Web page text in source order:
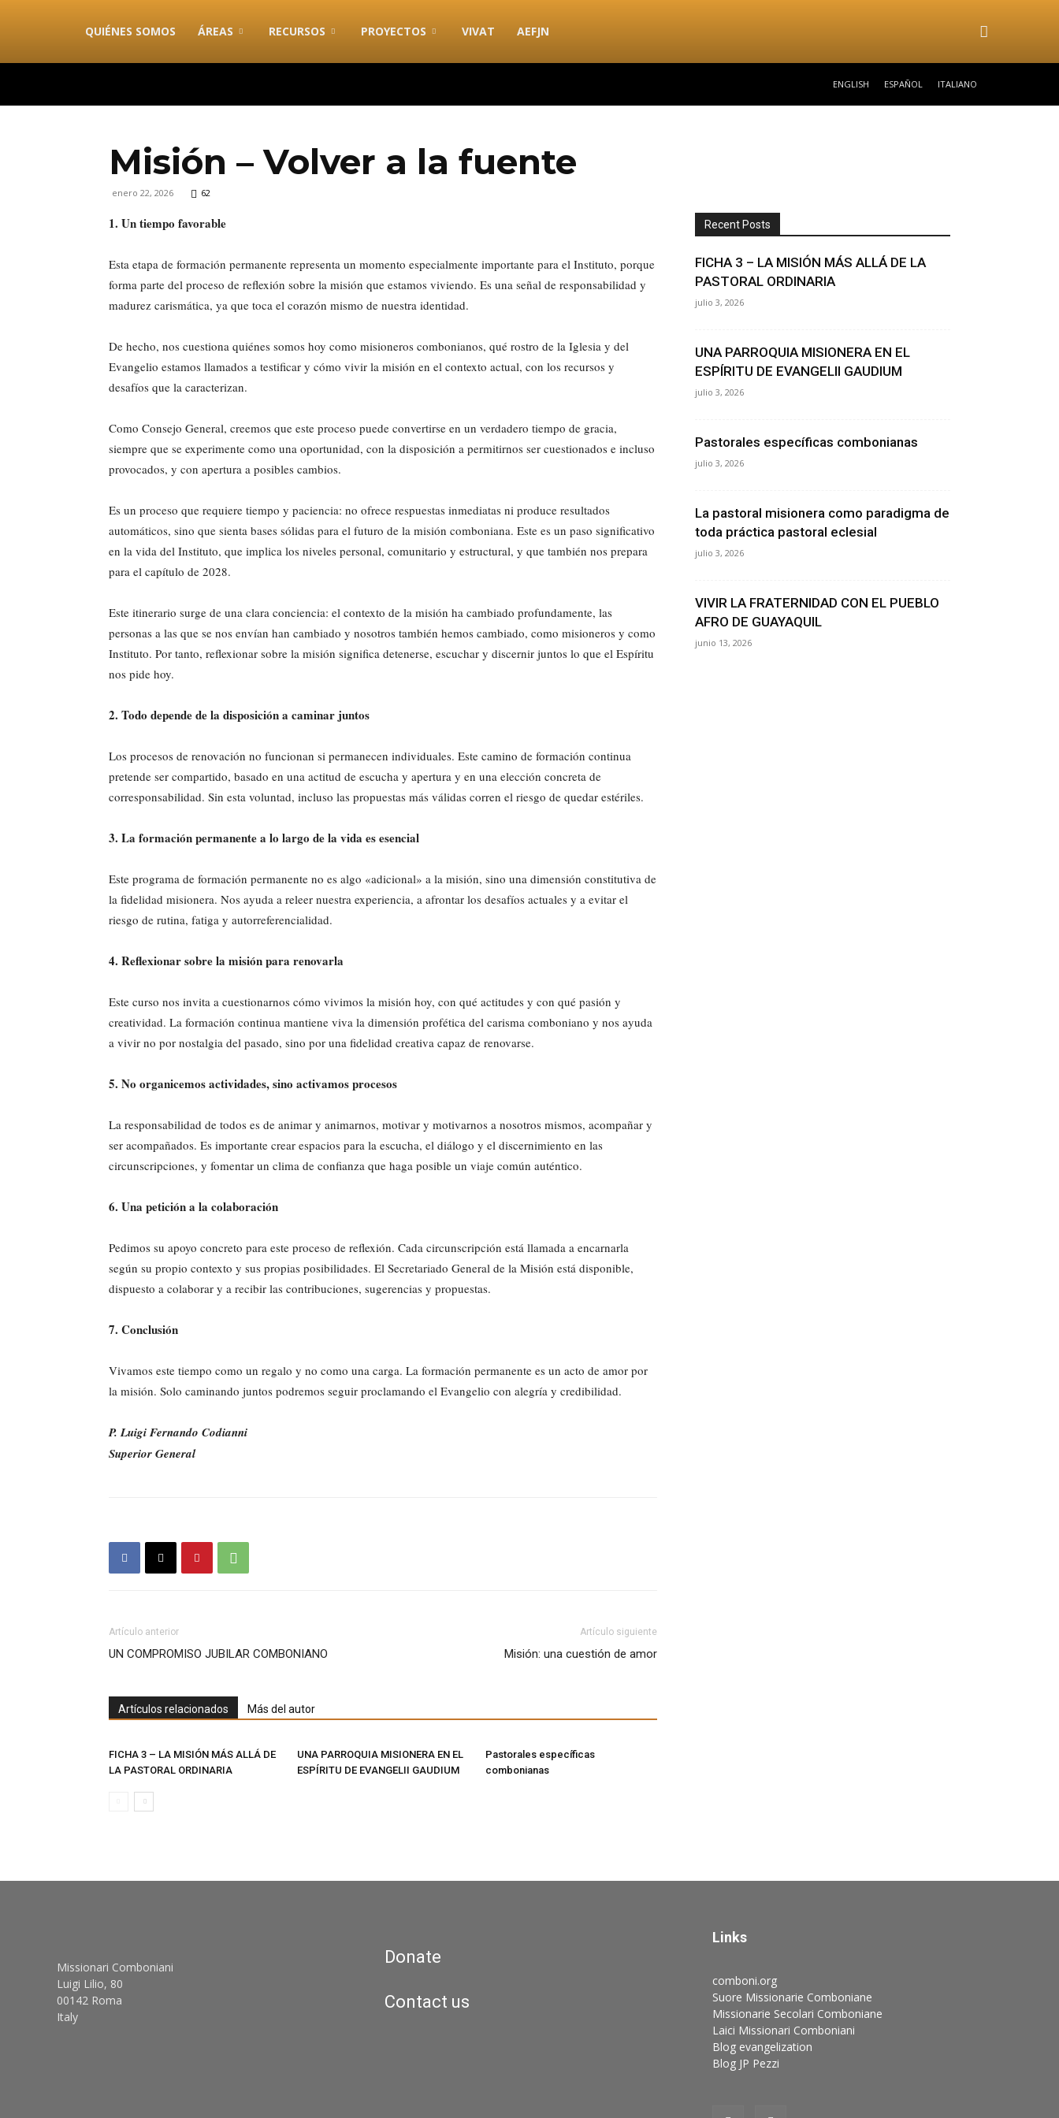
combonimission.net
QUIÉNES SOMOS ÁREAS RECURSOS PROYECTOS VIVAT AEFJN
ENGLISH ESPAÑOL ITALIANO
Misión – Volver a la fuente
enero 22, 2026 62
1. Un tiempo favorable
Esta etapa de formación permanente representa un momento especialmente importante para el Instituto, porque
forma parte del proceso de reflexión sobre la misión que estamos viviendo. Es una señal de responsabilidad y
madurez carismática, ya que toca el corazón mismo de nuestra identidad.
De hecho, nos cuestiona quiénes somos hoy como misioneros combonianos, qué rostro de la Iglesia y del
Evangelio estamos llamados a testificar y cómo vivir la misión en el contexto actual, con los recursos y
desafíos que la caracterizan.
Como Consejo General, creemos que este proceso puede convertirse en un verdadero tiempo de gracia,
siempre que se experimente como una oportunidad, con la disposición a permitirnos ser cuestionados e incluso
provocados, y con apertura a posibles cambios.
Es un proceso que requiere tiempo y paciencia: no ofrece respuestas inmediatas ni produce resultados
automáticos, sino que sienta bases sólidas para el futuro de la misión comboniana. Este es un paso significativo
en la vida del Instituto, que implica los niveles personal, comunitario y estructural, y que también nos prepara
para el capítulo de 2028.
Este itinerario surge de una clara conciencia: el contexto de la misión ha cambiado profundamente, las
personas a las que se nos envían han cambiado y nosotros también hemos cambiado, como misioneros y como
Instituto. Por tanto, reflexionar sobre la misión significa detenerse, escuchar y discernir juntos lo que el Espíritu
nos pide hoy.
2. Todo depende de la disposición a caminar juntos
Los procesos de renovación no funcionan si permanecen individuales. Este camino de formación continua
pretende ser compartido, basado en una actitud de escucha y apertura y en una elección concreta de
corresponsabilidad. Sin esta voluntad, incluso las propuestas más válidas corren el riesgo de quedar estériles.
3. La formación permanente a lo largo de la vida es esencial
Este programa de formación permanente no es algo «adicional» a la misión, sino una dimensión constitutiva de
la fidelidad misionera. Nos ayuda a releer nuestra experiencia, a afrontar los desafíos actuales y a evitar el
riesgo de rutina, fatiga y autorreferencialidad.
4. Reflexionar sobre la misión para renovarla
Este curso nos invita a cuestionarnos cómo vivimos la misión hoy, con qué actitudes y con qué pasión y
creatividad. La formación continua mantiene viva la dimensión profética del carisma comboniano y nos ayuda
a vivir no por nostalgia del pasado, sino por una fidelidad creativa capaz de renovarse.
5. No organicemos actividades, sino activamos procesos
La responsabilidad de todos es de animar y animarnos, motivar y motivarnos a nosotros mismos, acompañar y
ser acompañados. Es importante crear espacios para la escucha, el diálogo y el discernimiento en las
circunscripciones, y fomentar un clima de confianza que haga posible un viaje común auténtico.
6. Una petición a la colaboración
Pedimos su apoyo concreto para este proceso de reflexión. Cada circunscripción está llamada a encarnarla
según su propio contexto y sus propias posibilidades. El Secretariado General de la Misión está disponible,
dispuesto a colaborar y a recibir las contribuciones, sugerencias y propuestas.
7. Conclusión
Vivamos este tiempo como un regalo y no como una carga. La formación permanente es un acto de amor por
la misión. Solo caminando juntos podremos seguir proclamando el Evangelio con alegría y credibilidad.
P. Luigi Fernando Codianni
Superior General
Artículo anterior
UN COMPROMISO JUBILAR COMBONIANO
Artículo siguiente
Misión: una cuestión de amor
Artículos relacionados Más del autor
FICHA 3 – LA MISIÓN MÁS ALLÁ DE
LA PASTORAL ORDINARIA
UNA PARROQUIA MISIONERA EN EL
ESPÍRITU DE EVANGELII GAUDIUM
Pastorales específicas
combonianas
Recent Posts
FICHA 3 – LA MISIÓN MÁS ALLÁ DE LA
PASTORAL ORDINARIA
julio 3, 2026
UNA PARROQUIA MISIONERA EN EL
ESPÍRITU DE EVANGELII GAUDIUM
julio 3, 2026
Pastorales específicas combonianas
julio 3, 2026
La pastoral misionera como paradigma de
toda práctica pastoral eclesial
julio 3, 2026
VIVIR LA FRATERNIDAD CON EL PUEBLO
AFRO DE GUAYAQUIL
junio 13, 2026
Missionari Comboniani
Luigi Lilio, 80
00142 Roma
Italy
Donate
Contact us
Links
comboni.org
Suore Missionarie Comboniane
Missionarie Secolari Comboniane
Laici Missionari Comboniani
Blog evangelization
Blog JP Pezzi